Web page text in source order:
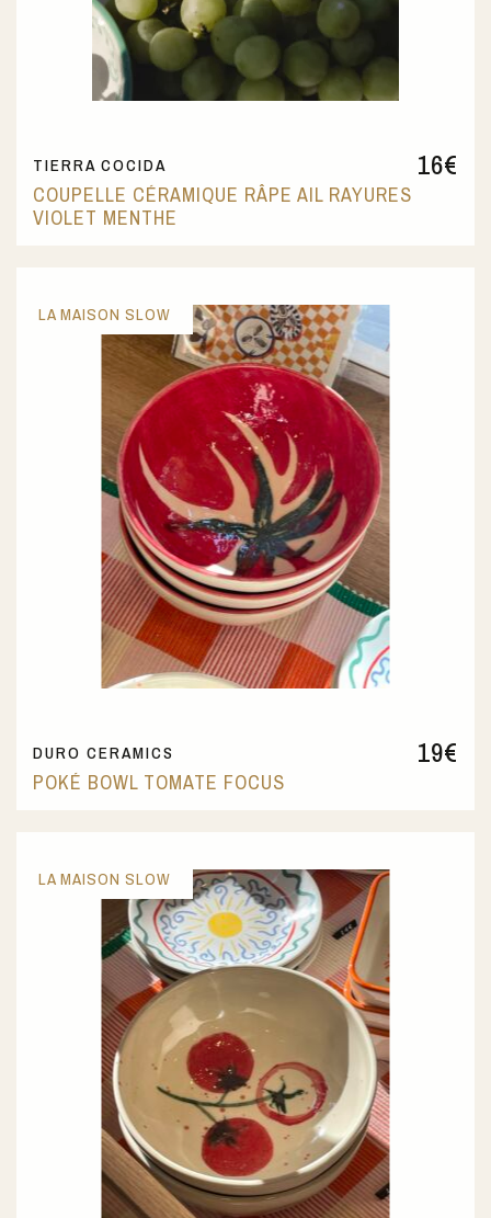
16€
TIERRA COCIDA
COUPELLE CÉRAMIQUE RÂPE AIL RAYURES
VIOLET MENTHE
19€
DURO CERAMICS
POKÉ BOWL TOMATE FOCUS
LA MAISON SLOW
LA MAISON SLOW